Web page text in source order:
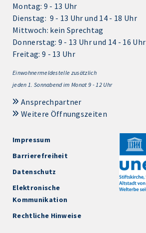
Montag: 9 - 13 Uhr
Dienstag: 9 - 13 Uhr und 14 - 18 Uhr
Mittwoch: kein Sprechtag
Donnerstag: 9 - 13 Uhr und 14 - 16 Uhr
Freitag: 9 - 13 Uhr
Einwohnermeldestelle zusätzlich
jeden 1. Sonnabend im Monat 9 - 12 Uhr
Ansprechpartner
Weitere Öffnungszeiten
Impressum
Barrierefreiheit
Datenschutz
Elektronische
Kommunikation
Rechtliche Hinweise